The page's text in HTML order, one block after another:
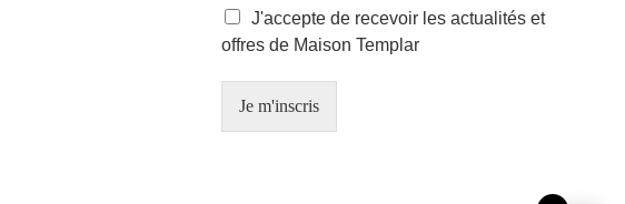
a
i
*
C
a
e
J'accepte de recevoir les actualités et
offres de Maison Templar
Je m'inscris